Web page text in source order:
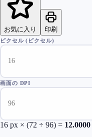
お気に入り 印刷
ピクセル (ピクセル)
画面の DPI
16 px × (72 ÷ 96) = 12.0000